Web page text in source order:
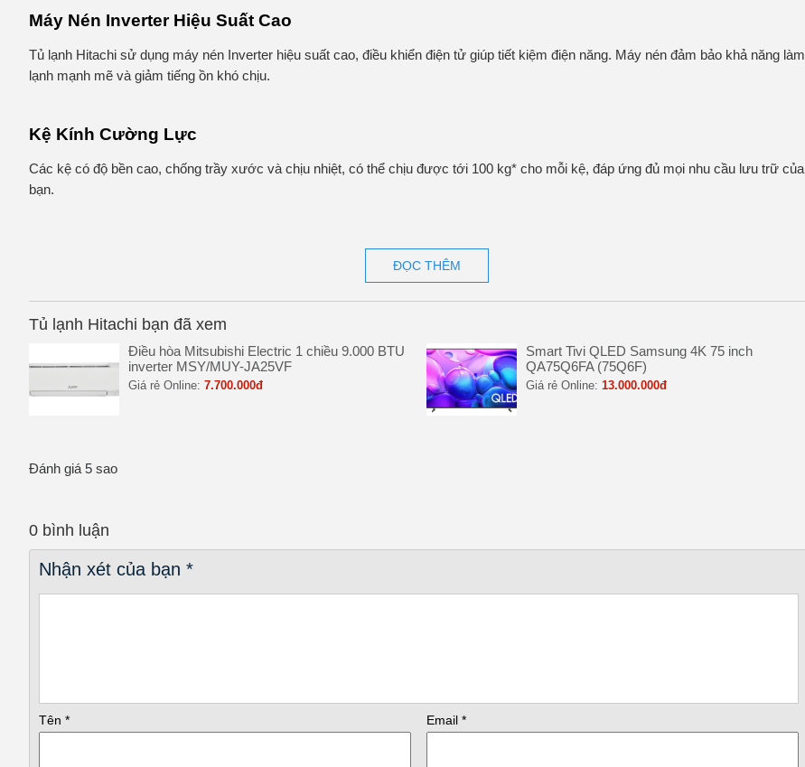
Máy Nén Inverter Hiệu Suất Cao
Tủ lạnh Hitachi sử dụng máy nén Inverter hiệu suất cao, điều khiển điện tử giúp tiết kiệm điện năng. Máy nén đảm bảo khả năng làm
lạnh mạnh mẽ và giảm tiếng ồn khó chịu.
Kệ Kính Cường Lực
Các kệ có độ bền cao, chống trầy xước và chịu nhiệt, có thể chịu được tới 100 kg* cho mỗi kệ, đáp ứng đủ mọi nhu cầu lưu trữ của
bạn.
ĐỌC THÊM
Tủ lạnh Hitachi bạn đã xem
Điều hòa Mitsubishi Electric 1 chiều 9.000 BTU
inverter MSY/MUY-JA25VF
Giá rẻ Online: 7.700.000đ
Smart Tivi QLED Samsung 4K 75 inch
QA75Q6FA (75Q6F)
Giá rẻ Online: 13.000.000đ
Đánh giá 5 sao
0 bình luận
Nhận xét của bạn *
Tên * Email *